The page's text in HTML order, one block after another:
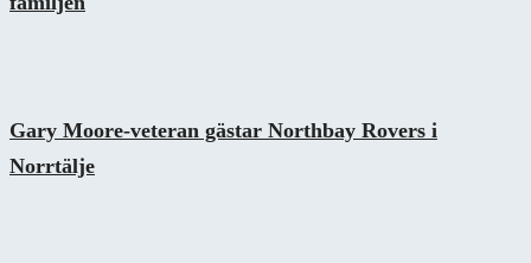
Gary Moore-veteran gästar Northbay Rovers i
Norrtälje